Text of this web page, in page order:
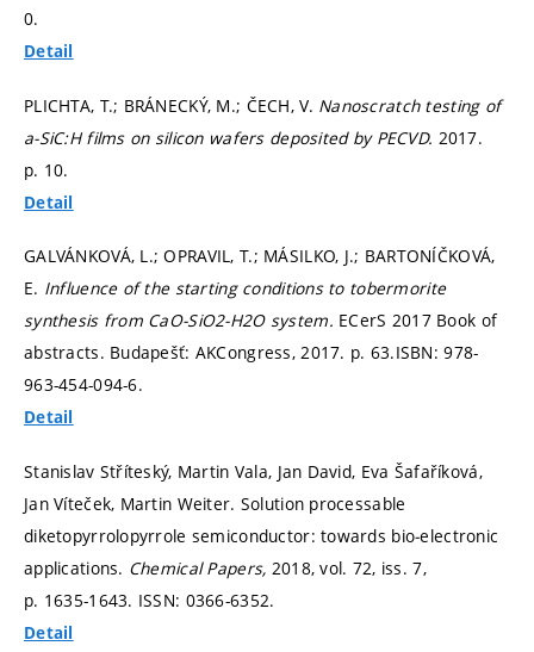
0.
Detail
PLICHTA, T.; BRÁNECKÝ, M.; ČECH, V. Nanoscratch testing of
a-SiC:H films on silicon wafers deposited by PECVD. 2017.
p. 10.
Detail
GALVÁNKOVÁ, L.; OPRAVIL, T.; MÁSILKO, J.; BARTONÍČKOVÁ,
E. Influence of the starting conditions to tobermorite
synthesis from CaO-SiO2-H2O system. ECerS 2017 Book of
abstracts. Budapešť: AKCongress, 2017. p. 63.ISBN: 978-
963-454-094-6.
Detail
Stanislav Stříteský, Martin Vala, Jan David, Eva Šafaříková,
Jan Víteček, Martin Weiter. Solution processable
diketopyrrolopyrrole semiconductor: towards bio‑electronic
applications. Chemical Papers, 2018, vol. 72, iss. 7,
p. 1635-1643. ISSN: 0366-6352.
Detail